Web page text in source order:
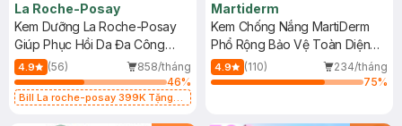
La Roche-Posay
Kem Dưỡng La Roche-Posay
Giúp Phục Hồi Da Đa Công
Dụng 40ml
4.9 (56)
858/tháng
46%
Bill La roche-posay 399K Tặng
Martiderm
Kem Chống Nắng MartiDerm
Phổ Rộng Bảo Vệ Toàn Diện
40ml
4.9 (110)
234/tháng
75%